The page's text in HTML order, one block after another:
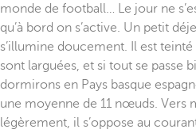
monde de football… Le jour ne
qu’à bord on s’active. Un petit
s’illumine doucement. Il est
sont larguées, et si tout se passe
dormirons en Pays basque
une moyenne de 11 nœuds. Vers
légèrement, il s’oppose au